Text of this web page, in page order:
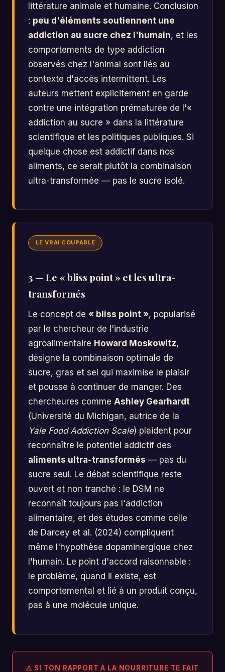
littérature animale et humaine. Conclusion
: peu d'éléments soutiennent une
addiction au sucre chez l'humain, et les
comportements de type addiction
observés chez l'animal sont liés au
contexte d'accès intermittent. Les
auteurs mettent explicitement en garde
contre une intégration prématurée de l'«
addiction au sucre » dans la littérature
scientifique et les politiques publiques. Si
quelque chose est addictif dans nos
aliments, ce serait plutôt la combinaison
ultra-transformée — pas le sucre isolé.
LE VRAI COUPABLE
3 — Le « bliss point » et les ultra-
transformés
Le concept de « bliss point », popularisé
par le chercheur de l'industrie
agroalimentaire Howard Moskowitz,
désigne la combinaison optimale de
sucre, gras et sel qui maximise le plaisir
et pousse à continuer de manger. Des
chercheures commeAshley Gearhardt
(Université du Michigan, autrice de la
Yale Food Addiction Scale) plaident pour
reconnaître le potentiel addictif des
aliments ultra-transformés — pas du
sucre seul. Le débat scientifique reste
ouvert et non tranché : le DSM ne
reconnaît toujours pas l'addiction
alimentaire, et des études comme celle
de Darcey et al. (2024) compliquent
même l'hypothèse dopaminergique chez
l'humain. Le point d'accord raisonnable :
le problème, quand il existe, est
comportemental et lié à un produit conçu,
pas à une molécule unique.
⚠️ SI TON RAPPORT À LA NOURRITURE TE FAIT